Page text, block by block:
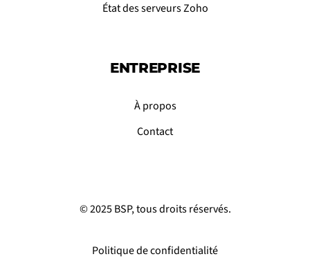
État des serveurs Zoho
ENTREPRISE
À propos
Contact
© 2025 BSP, tous droits réservés.
Politique de confidentialité